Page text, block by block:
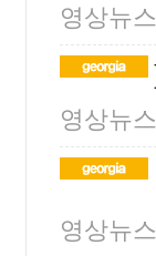
영상뉴
영상뉴
영상뉴